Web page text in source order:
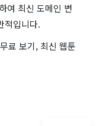
여 최신 도메인 변
적입니다.
료 보기, 최신 웹툰